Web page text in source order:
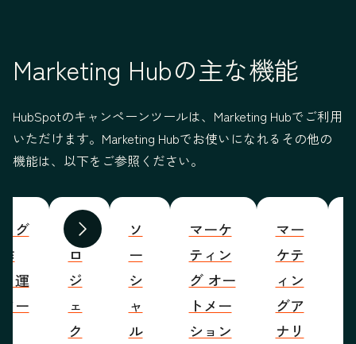
Marketing Hubの主な機能
HubSpotのキャンペーンツールは、Marketing Hubでご利用
いただけます。Marketing Hubでお使いになれるその他の
機能は、以下をご参照ください。
前へ 次へ
グ
運
ー
プ
ロ
ジ
ェ
ク
ソ
ー
シ
ャ
ル
マーケ
ティン
グ オー
トメー
ション
マー
ケテ
ィン
グア
ナリ